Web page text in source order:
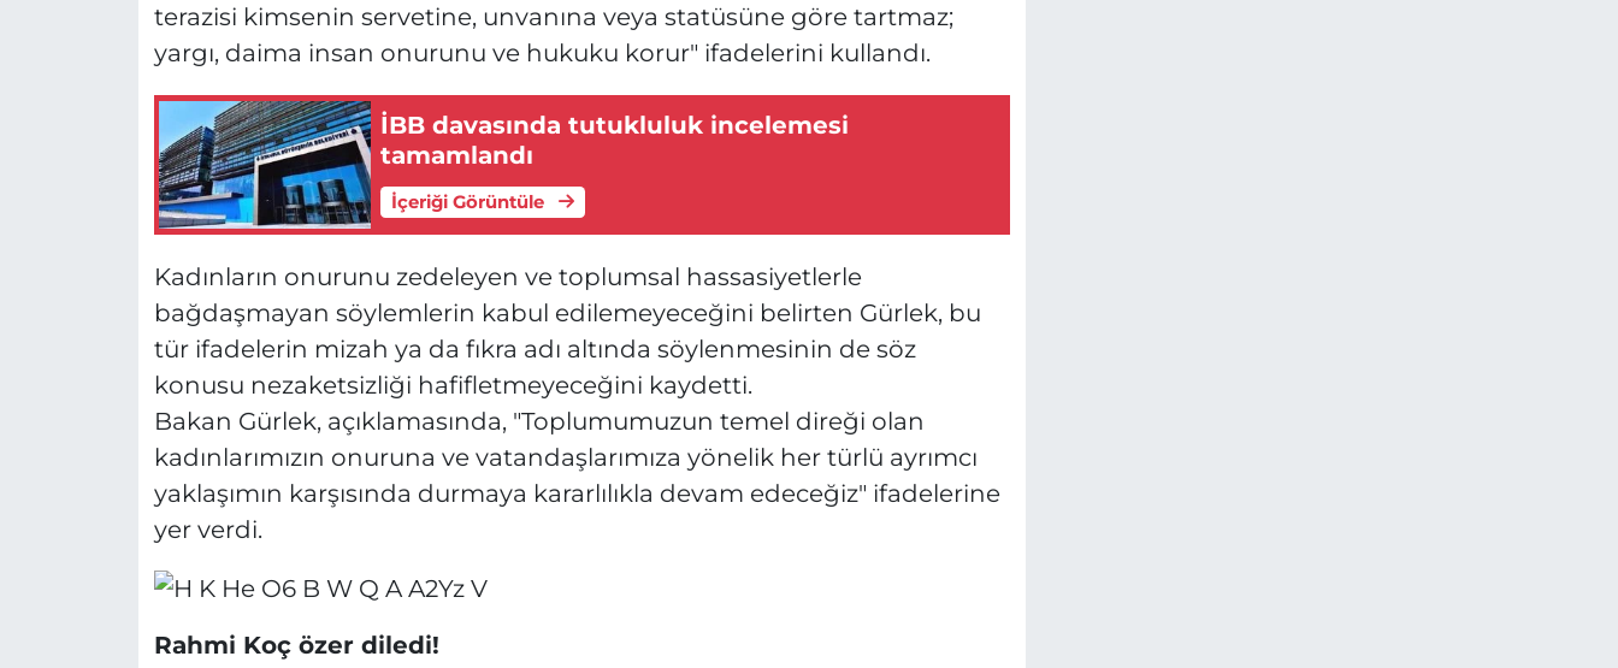
terazisi kimsenin servetine, unvanına veya statüsüne göre tartmaz;
yargı, daima insan onurunu ve hukuku korur" ifadelerini kullandı.
İBB davasında tutukluluk incelemesi
tamamlandı
İçeriği Görüntüle
Kadınların onurunu zedeleyen ve toplumsal hassasiyetlerle
bağdaşmayan söylemlerin kabul edilemeyeceğini belirten Gürlek, bu
tür ifadelerin mizah ya da fıkra adı altında söylenmesinin de söz
konusu nezaketsizliği hafifletmeyeceğini kaydetti.
Bakan Gürlek, açıklamasında, "Toplumumuzun temel direği olan
kadınlarımızın onuruna ve vatandaşlarımıza yönelik her türlü ayrımcı
yaklaşımın karşısında durmaya kararlılıkla devam edeceğiz" ifadelerine
yer verdi.
Rahmi Koç özer diledi!